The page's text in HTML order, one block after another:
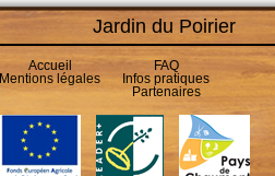
Jardin du Poirier
Accueil
Mentions légales
FAQ
Infos pratiques
Partenaires